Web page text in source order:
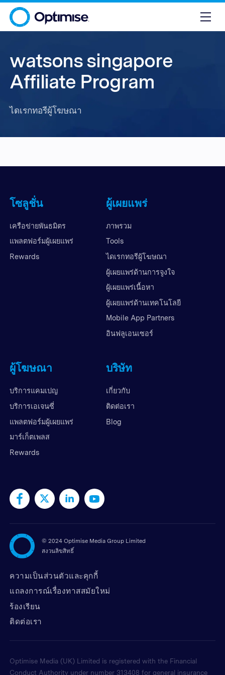
watsons singapore
Affiliate Program
ไดเรกทอรีผู้โฆษณา
โซลูชั่น
เครือข่ายพันธมิตร
แพลตฟอร์มผู้เผยแพร่
Rewards
ผู้เผยแพร่
ภาพรวม
Tools
ไดเรกทอรีผู้โฆษณา
ผู้เผยแพร่ด้านการจูงใจ
ผู้เผยแพร่เนื้อหา
ผู้เผยแพร่ด้านเทคโนโลยี
Mobile App Partners
อินฟลูเอนเซอร์
ผู้โฆษณา
บริการแคมเปญ
บริการเอเจนซี่
แพลตฟอร์มผู้เผยแพร่
มาร์เก็ตเพลส
Rewards
บริษัท
เกี่ยวกับ
ติดต่อเรา
Blog
© 2024 Optimise Media Group Limited
สงวนลิขสิทธิ์
ความเป็นส่วนตัวและคุกกี้
แถลงการณ์เรื่องทาสสมัยใหม่
ร้องเรียน
ติดต่อเรา
Optimise Media (UK) Limited is registered with the Financial
Conduct Authority under number 313408 for general insurance